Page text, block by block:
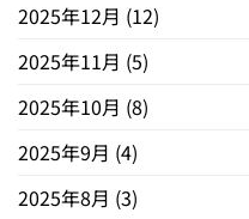
2025年12月 (12)
2025年11月 (5)
2025年10月 (8)
2025年9月 (4)
2025年8月 (3)